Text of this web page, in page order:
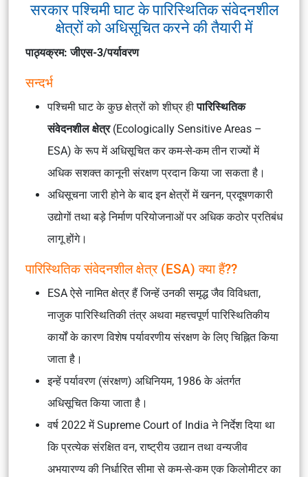
सरकार पश्चिमी घाट के पारिस्थितिक संवेदनशील
क्षेत्रों को अधिसूचित करने की तैयारी में
पाठ्यक्रम: जीएस-3/पर्यावरण
सन्दर्भ
पश्चिमी घाट के कुछ क्षेत्रों को शीघ्र हीपारिस्थितिक
संवेदनशील क्षेत्र(Ecologically Sensitive Areas –
ESA) के रूप में अधिसूचित कर कम-से-कम तीन राज्यों में
अधिक सशक्त कानूनी संरक्षण प्रदान किया जा सकता है।
अधिसूचना जारी होने के बाद इन क्षेत्रों में खनन, प्रदूषणकारी
उद्योगों तथा बड़े निर्माण परियोजनाओं पर अधिक कठोर प्रतिबंध
लागू होंगे।
पारिस्थितिक संवेदनशील क्षेत्र (ESA) क्या हैं??
ESA ऐसे नामित क्षेत्र हैं जिन्हें उनकी समृद्ध जैव विविधता,
नाजुक पारिस्थितिकी तंत्र अथवा महत्त्वपूर्ण पारिस्थितिकीय
कार्यों के कारण विशेष पर्यावरणीय संरक्षण के लिए चिह्नित किया
जाता है।
इन्हें पर्यावरण (संरक्षण) अधिनियम, 1986 के अंतर्गत
अधिसूचित किया जाता है।
वर्ष 2022 में Supreme Court of India ने निर्देश दिया था
कि प्रत्येक संरक्षित वन, राष्ट्रीय उद्यान तथा वन्यजीव
अभयारण्य की निर्धारित सीमा से कम-से-कम एक किलोमीटर का